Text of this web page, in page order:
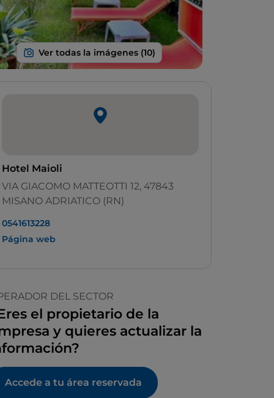
Hotel Maioli
VIA GIACOMO MATTEOTTI 12, 47843
MISANO ADRIATICO (RN)
0541613228
Página web
DEL SECTOR
el propietario de la
y quieres actualizar la
Accede a tu área reservada